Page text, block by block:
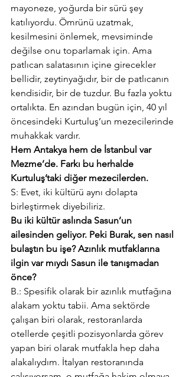
mayoneze, yoğurda bir sürü şey
katılıyordu. Ömrünü uzatmak,
kesilmesini önlemek, mevsiminde
değilse onu toparlamak için. Ama
patlıcan salatasının içine girecekler
bellidir, zeytinyağıdır, bir de patlıcanın
kendisidir, bir de tuzdur. Bu fazla yoktu
ortalıkta. En azından bugün için, 40 yıl
öncesindeki Kurtuluş’un mezecilerinde
muhakkak vardır.
Hem Antakya hem de İstanbul var
Mezme’de. Farkı bu herhalde
Kurtuluş’taki diğer mezecilerden.
S: Evet, iki kültürü aynı dolapta
birleştirmek diyebiliriz.
Bu iki kültür aslında Sasun’un
ailesinden geliyor. Peki Burak, sen nasıl
bulaştın bu işe? Azınlık mutfaklarına
ilgin var mıydı Sasun ile tanışmadan
önce?
B.: Spesifik olarak bir azınlık mutfağına
alakam yoktu tabii. Ama sektörde
çalışan biri olarak, restoranlarda
otellerde çeşitli pozisyonlarda görev
yapan biri olarak mutfakla hep daha
alakalıydım. İtalyan restoranında